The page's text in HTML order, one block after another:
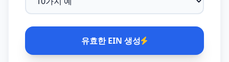
유효한 EIN 생성